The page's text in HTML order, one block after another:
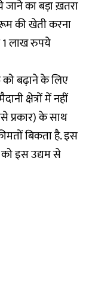
जाने का बड़ा ख़तरा
की खेती करना
1 लाख रुपये
को बढ़ाने के लिए
क्षेत्रों में नहीं
प्रकार) के साथ
बिकता है. इस
इस उद्यम से